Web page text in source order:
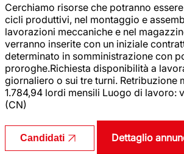
Cerchiamo risorse che potranno
cicli produttivi, nel montaggio e
lavorazioni meccaniche e nel
verranno inserite con un iniziale
determinato in somministrazione con
proroghe.Richiesta disponibilità a
giornaliero o sui tre turni. Retribuzione
1.784,94 lordi mensili Luogo di lavoro:
(CN)
Candidati Dettaglio